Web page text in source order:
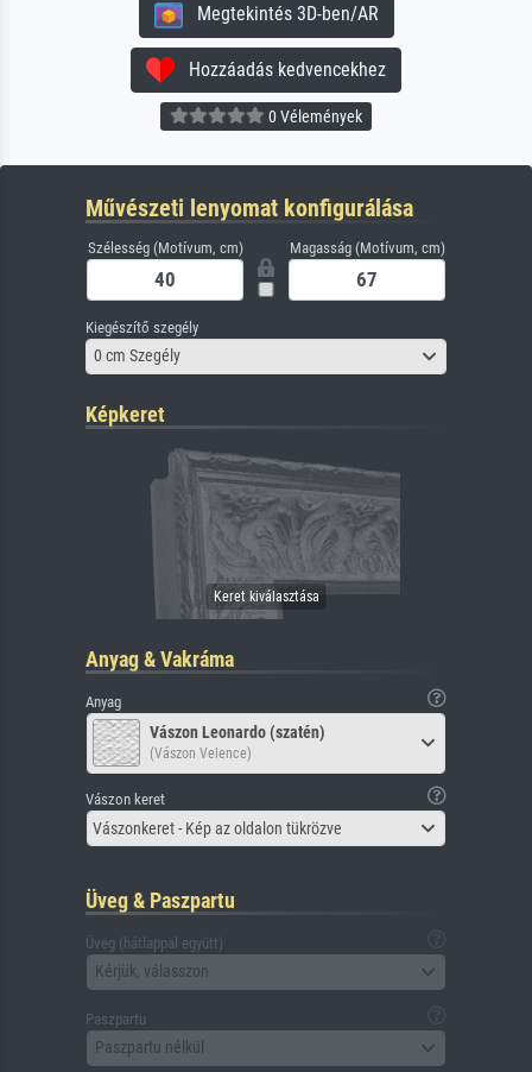
Megtekintés 3D-ben/AR
Hozzáadás kedvencekhez
0 Vélemények
Művészeti lenyomat konfigurálása
Szélesség (Motívum, cm) Magasság (Motívum, cm)
Kiegészítő szegély
0 cm Szegély
Képkeret
Anyag & Vakráma
Anyag
Vászon Leonardo (szatén)
(Vászon Velence)
Vászon keret
Vászonkeret - Kép az oldalon tükrözve
Üveg & Paszpartu
Üveg (hátlappal együtt)
Kérjük, válasszon
Paszpartu
Paszpartu nélkül